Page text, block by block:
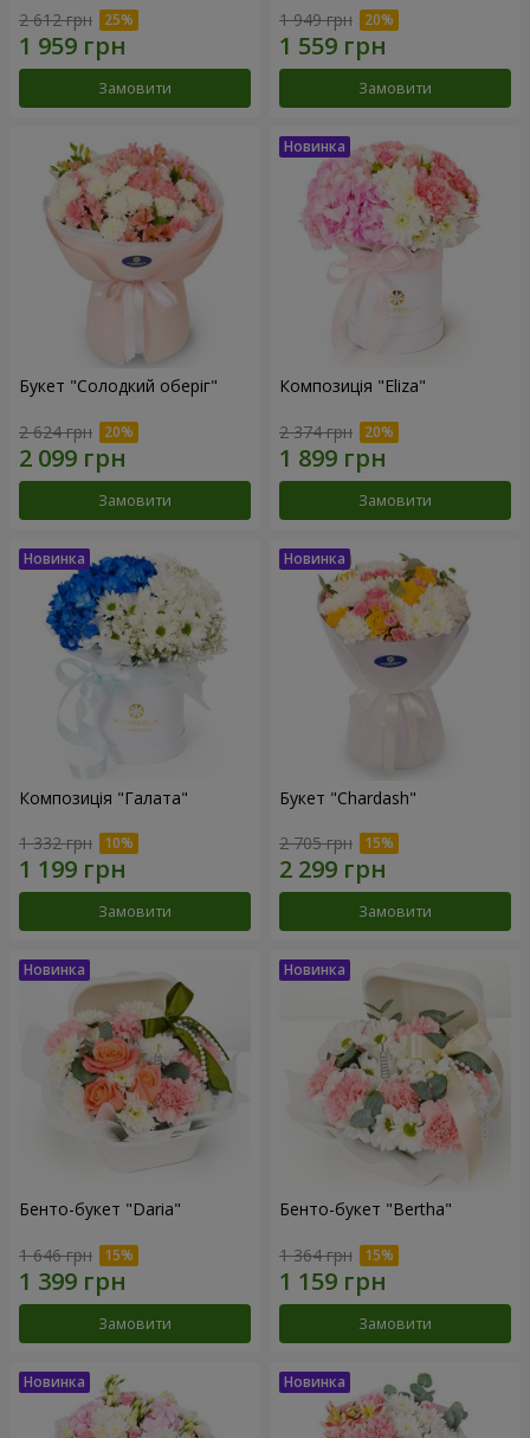
2 612 грн
Замовити
1 949 грн
Замовити
Букет "Солодкий оберіг"
2 624 грн
Замовити
Композиція "Eliza"
2 374 грн
Замовити
Композиція "Галата"
1 332 грн
Замовити
Букет "Chardash"
2 705 грн
Замовити
Бенто-букет "Daria"
1 646 грн
Замовити
Бенто-букет "Bertha"
1 364 грн
Замовити